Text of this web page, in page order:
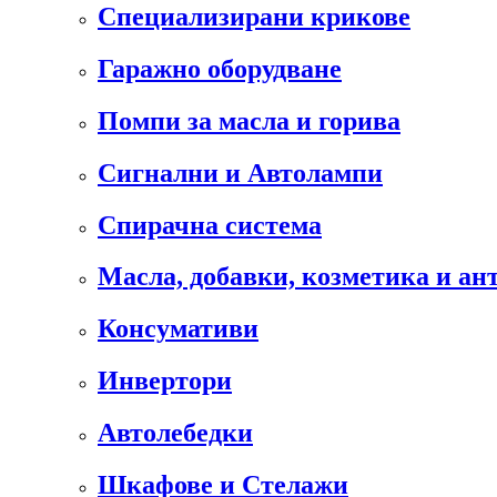
Специализирани крикове
Гаражно оборудване
Помпи за масла и горива
Сигнални и Автолампи
Спирачна система
Масла, добавки, козметика и
Консумативи
Инвертори
Автолебедки
Шкафове и Стелажи